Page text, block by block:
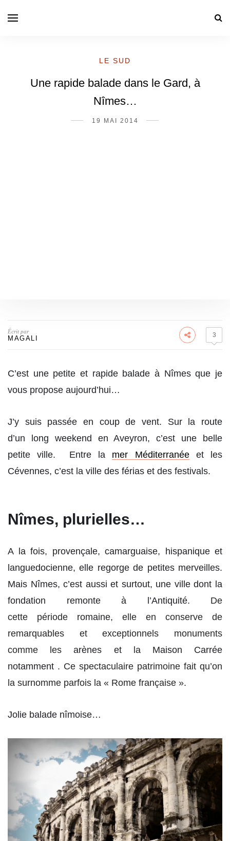
LE SUD
Une rapide balade dans le Gard, à
Nîmes…
19 MAI 2014
Écrit par
MAGALI 3
C’est une petite et rapide balade à Nîmes que je
vous propose aujourd’hui…
J’y suis passée en coup de vent. Sur la route
d’un long weekend en Aveyron, c’est une belle
petite ville. Entre la mer Méditerranéeet les
Cévennes, c’est la ville des férias et des festivals.
Nîmes, plurielles…
A la fois, provençale, camarguaise, hispanique et
languedocienne, elle regorge de petites merveilles.
Mais Nîmes, c’est aussi et surtout, une ville dont la
fondation remonte à l’Antiquité. De
cette période romaine, elle en conserve de
remarquables et exceptionnels monuments
comme lesarènes etla Maison Carrée
notamment . Ce spectaculaire patrimoine fait qu’on
la surnomme parfois la « Rome française ».
Jolie balade nîmoise…